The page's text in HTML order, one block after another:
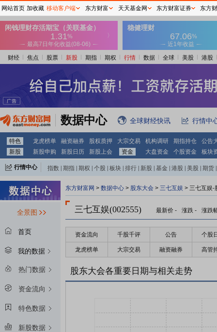
财经 焦点 股票 新股 期指 期权 行情 数据 全球 美股 港股
数据中心 全球财经快讯 行情中
特色 龙虎榜单 融资融券 股权质押 大宗交易 机构调研 期指持仓
公告
新股
新股申购 新股日历 新股上会 资金 大盘资金 个股资金 板块
行情中心 指数 期指 期权 个股 板块 排行 新股 基金 港股 美股 期货
全景图
首页
我的数据
热门数据
资金流向
特色数据
新股数据
东方财富网 > 数据中心 > 股东大会 > 三七互娱 > 三七互娱-
三七互娱(002555) 最新价 - 涨跌 - 涨跌
资金流向 千股千评 公告 个股
龙虎榜单 大宗交易 融资融券 高管
股东大会各重要日期与相关走势
网站首页 加收藏 移动客户端 东方财富 天天基金网 东方财富证券 东方